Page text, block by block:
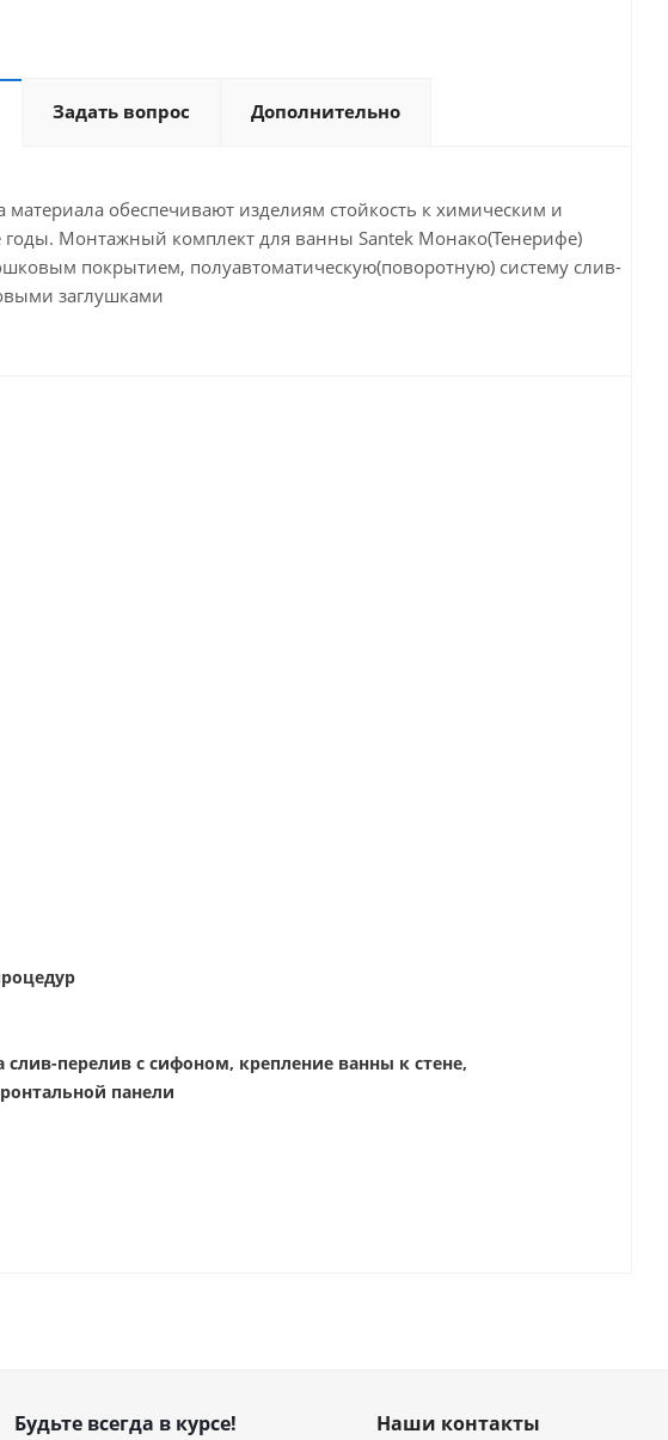
Задать вопрос Дополнительно
обеспечивают изделиям стойкость к химическим и
Монтажный комплект для ванны Santek Монако(Тенерифе)
покрытием, полуавтоматическую(поворотную) систему слив-
заглушками
слив-перелив с сифоном, крепление ванны к стене,
панели
Будьте всегда в курсе!
Наши контакты